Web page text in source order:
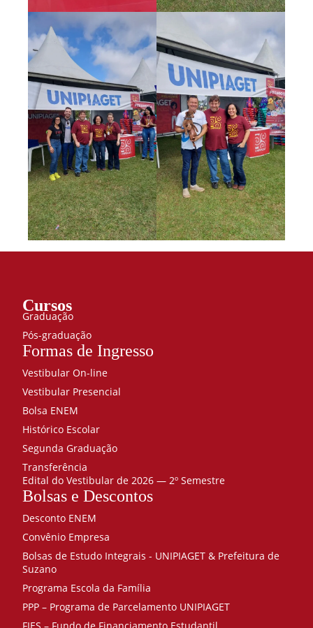
Cursos
Graduação
Pós-graduação
Formas de Ingresso
Vestibular On-line
Vestibular Presencial
Bolsa ENEM
Histórico Escolar
Segunda Graduação
Transferência
Edital do Vestibular de 2026 — 2º Semestre
Bolsas e Descontos
Desconto ENEM
Convênio Empresa
Bolsas de Estudo Integrais - UNIPIAGET & Prefeitura de
Suzano
Programa Escola da Família
PPP – Programa de Parcelamento UNIPIAGET
FIES – Fundo de Financiamento Estudantil